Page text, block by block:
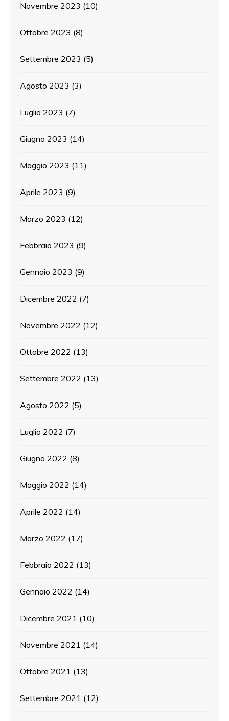
Novembre 2023 (10)
Ottobre 2023 (8)
Settembre 2023 (5)
Agosto 2023 (3)
Luglio 2023 (7)
Giugno 2023 (14)
Maggio 2023 (11)
Aprile 2023 (9)
Marzo 2023 (12)
Febbraio 2023 (9)
Gennaio 2023 (9)
Dicembre 2022 (7)
Novembre 2022 (12)
Ottobre 2022 (13)
Settembre 2022 (13)
Agosto 2022 (5)
Luglio 2022 (7)
Giugno 2022 (8)
Maggio 2022 (14)
Aprile 2022 (14)
Marzo 2022 (17)
Febbraio 2022 (13)
Gennaio 2022 (14)
Dicembre 2021 (10)
Novembre 2021 (14)
Ottobre 2021 (13)
Settembre 2021 (12)